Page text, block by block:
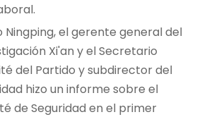
Ningping, el gerente general del
Xi'an y el Secretario
del Partido y subdirector del
hizo un informe sobre el
de Seguridad en el primer